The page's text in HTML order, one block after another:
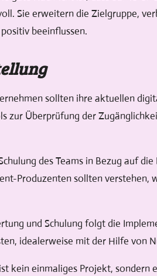
Sie erweitern die Zielgruppe,
beeinflussen.
sollten ihre aktuellen
zur Überprüfung der
des Teams in Bezug auf
Produzenten sollten verstehen,
und Schulung folgt die
idealerweise mit der Hilfe von
kein einmaliges Projekt, sondern